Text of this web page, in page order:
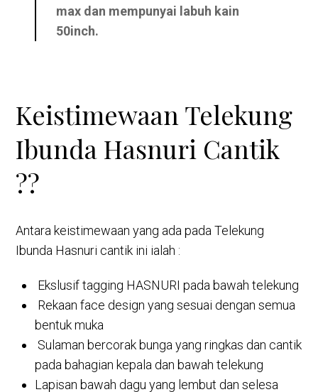
max dan mempunyai labuh kain
50inch.
Keistimewaan Telekung
Ibunda Hasnuri Cantik
??
Antara keistimewaan yang ada pada Telekung
Ibunda Hasnuri cantik ini ialah :
Ekslusif tagging HASNURI pada bawah telekung
Rekaan face design yang sesuai dengan semua
bentuk muka
Sulaman bercorak bunga yang ringkas dan cantik
pada bahagian kepala dan bawah telekung
Lapisan bawah dagu yang lembut dan selesa